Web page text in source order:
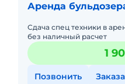
Аренда
Сдача спец техники в
без наличный расчет
1
Позвонить